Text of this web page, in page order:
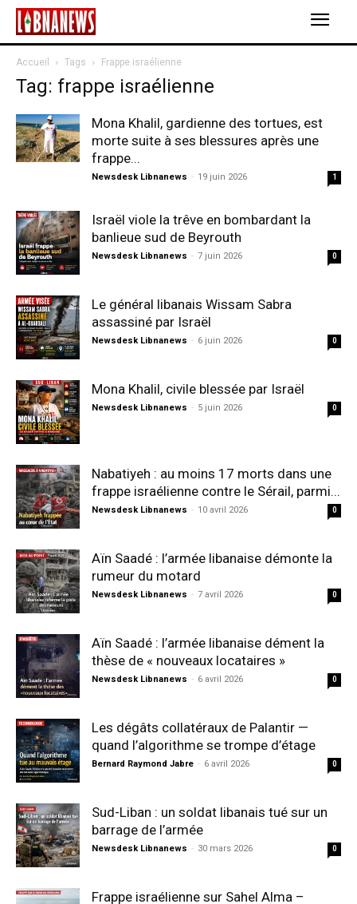
Accueil Tags Frappe israélienne
Tag: frappe israélienne
Mona Khalil, gardienne des tortues, est
morte suite à ses blessures après une
frappe...
Newsdesk Libnanews - 19 juin 2026 1
Israël viole la trêve en bombardant la
banlieue sud de Beyrouth
Newsdesk Libnanews - 7 juin 2026 0
Le général libanais Wissam Sabra
assassiné par Israël
Newsdesk Libnanews - 6 juin 2026 0
Mona Khalil, civile blessée par Israël
Newsdesk Libnanews - 5 juin 2026 0
Nabatiyeh : au moins 17 morts dans une
frappe israélienne contre le Sérail, parmi...
Newsdesk Libnanews - 10 avril 2026 0
Aïn Saadé : l’armée libanaise démonte la
rumeur du motard
Newsdesk Libnanews - 7 avril 2026 0
Aïn Saadé : l’armée libanaise dément la
thèse de « nouveaux locataires »
Newsdesk Libnanews - 6 avril 2026 0
Les dégâts collatéraux de Palantir —
quand l’algorithme se trompe d’étage
Bernard Raymond Jabre - 6 avril 2026 0
Sud-Liban : un soldat libanais tué sur un
barrage de l’armée
Newsdesk Libnanews - 30 mars 2026 0
Frappe israélienne sur Sahel Alma –